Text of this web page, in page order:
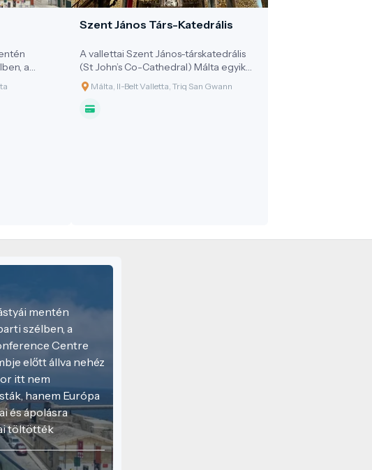
a
Centre
állva nehéz
diplomaták
Szent János Társ-Katedrális
A vallettai Szent János-társkatedrális
(St John’s Co-Cathedral) Málta egyik
legnagyobb presztízsű
műemléktemploma: a Johannita (Szent
János) Lovagrend konventuális
Málta, Il-Belt Valletta, Triq San Gwann
mentén
szélben, a
Centre
előtt állva nehéz
itt nem
hanem Európa
és ápolásra
töltötték
Sacra Infermeria,
nem csupán